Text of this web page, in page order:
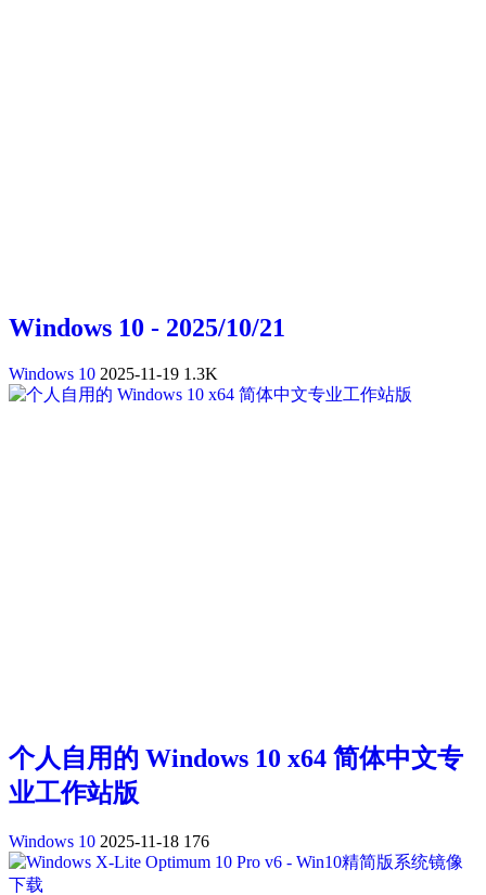
Windows 10 - 2025/10/21
Windows 10 2025-11-19 1.3K
个人自用的 Windows 10 x64 简体中文专
业工作站版
Windows 10 2025-11-18 176